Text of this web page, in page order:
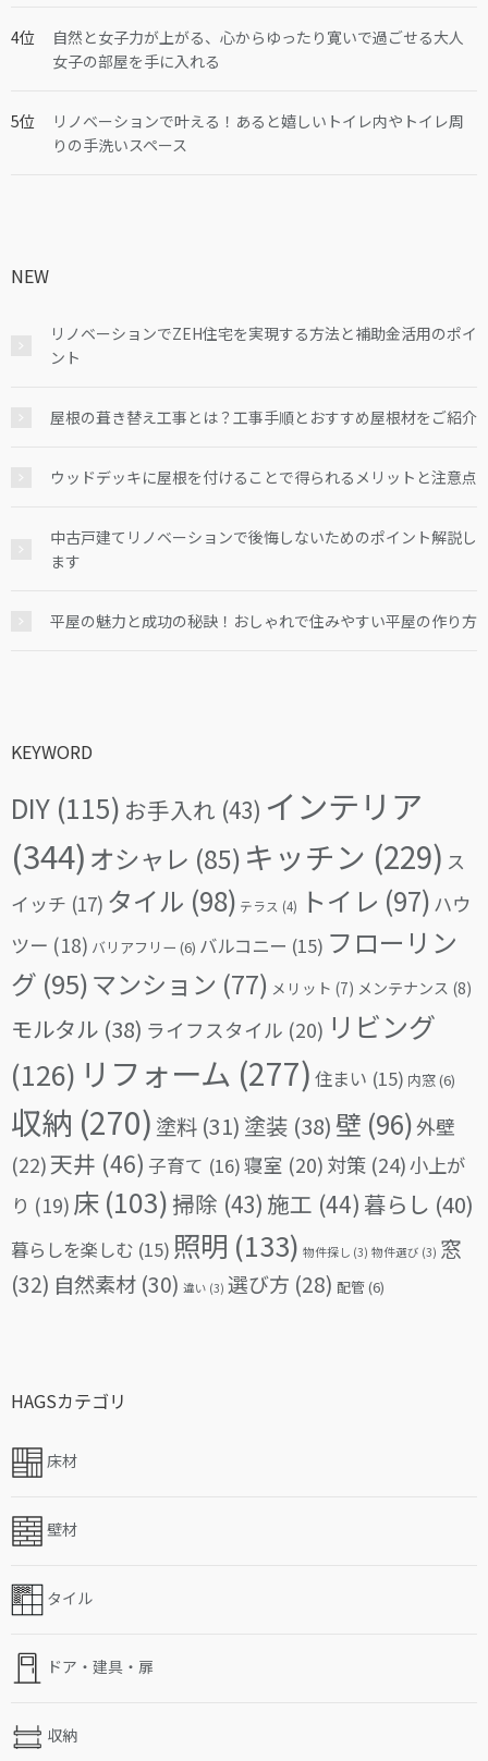
自然と女子力が上がる、心からゆったり寛いで過ごせる大人
女子の部屋を手に入れる
リノベーションで叶える！あると嬉しいトイレ内やトイレ周
りの手洗いスペース
NEW
リノベーションでZEH住宅を実現する方法と補助金活用のポイ
ント
屋根の葺き替え工事とは？工事手順とおすすめ屋根材をご紹介
ウッドデッキに屋根を付けることで得られるメリットと注意点
中古戸建てリノベーションで後悔しないためのポイント解説し
ます
平屋の魅力と成功の秘訣！おしゃれで住みやすい平屋の作り方
KEYWORD
DIY (115) お手入れ (43) インテリア
(344) オシャレ (85) キッチン (229) ス
イッチ (17) タイル (98) テラス (4) トイレ (97) ハウ
ツー (18) バリアフリー (6) バルコニー (15) フローリン
グ (95)マンション (77) メリット (7) メンテナンス (8)
モルタル (38) ライフスタイル (20) リビング
(126) リフォーム (277) 住まい (15) 内窓(6)
収納 (270) 塗料 (31) 塗装 (38) 壁 (96)外壁
(22)天井 (46) 子育て (16)寝室 (20) 対策 (24)小上が
り (19) 床 (103)掃除 (43) 施工 (44) 暮らし (40)
暮らしを楽しむ (15) 照明 (133) 物件探し (3) 物件選び (3) 窓
(32) 自然素材 (30) 違い (3) 選び方 (28) 配管(6)
HAGSカテゴリ
床材
壁材
タイル
ドア・建具・扉
収納